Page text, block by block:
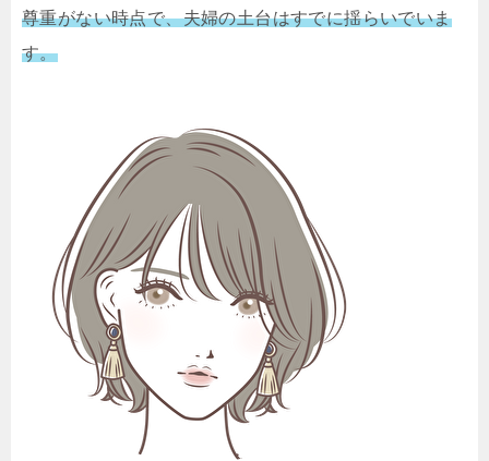
尊重がない時点で、夫婦の土台はすでに揺らいでいま
す。